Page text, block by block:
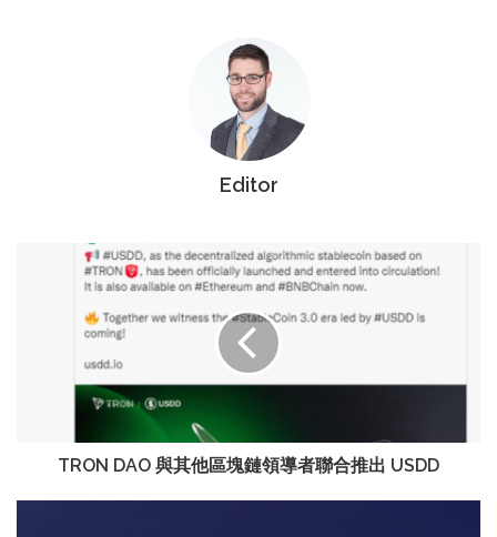
Editor
TRON DAO 與其他區塊鏈領導者聯合推出 USDD